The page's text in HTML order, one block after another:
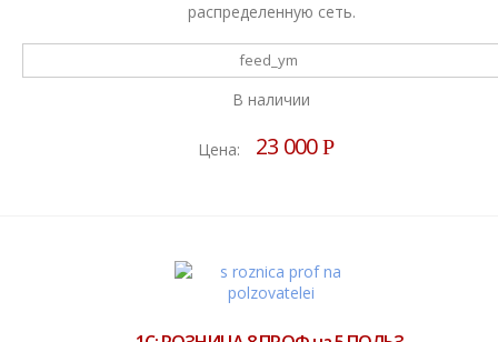
распределенную сеть.
feed_ym
В наличии
Цена: 23 000Р